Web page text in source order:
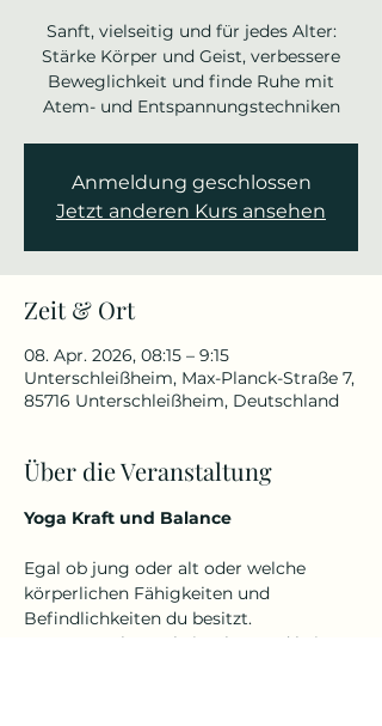
Sanft, vielseitig und für jedes Alter:
Stärke Körper und Geist, verbessere
Beweglichkeit und finde Ruhe mit
Atem- und Entspannungstechniken
Anmeldung geschlossen
Jetzt anderen Kurs ansehen
Zeit & Ort
08. Apr. 2026, 08:15 – 9:15
Unterschleißheim, Max-Planck-Straße 7,
85716 Unterschleißheim, Deutschland
Über die Veranstaltung
Yoga Kraft und Balance
Egal ob jung oder alt oder welche
körperlichen Fähigkeiten und
Befindlichkeiten du besitzt.
Denn Yoga kennt kein Alter und keine